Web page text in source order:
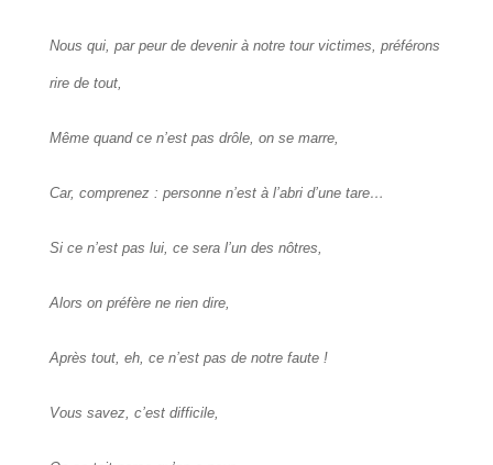
Nous qui, par peur de devenir à notre tour victimes, préférons
rire de tout,
Même quand ce n’est pas drôle, on se marre,
Car, comprenez : personne n’est à l’abri d’une tare…
Si ce n’est pas lui, ce sera l’un des nôtres,
Alors on préfère ne rien dire,
Après tout, eh, ce n’est pas de notre faute !
Vous savez, c’est difficile,